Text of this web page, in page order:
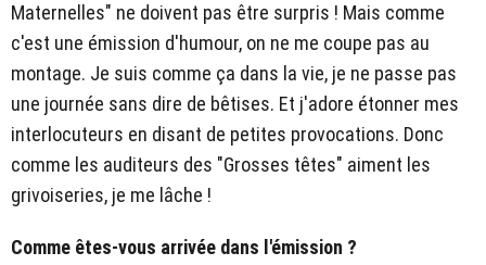
Maternelles" ne doivent pas être surpris ! Mais comme
c'est une émission d'humour, on ne me coupe pas au
montage. Je suis comme ça dans la vie, je ne passe pas
une journée sans dire de bêtises. Et j'adore étonner mes
interlocuteurs en disant de petites provocations. Donc
comme les auditeurs des "Grosses têtes" aiment les
grivoiseries, je me lâche !
Comme êtes-vous arrivée dans l'émission ?